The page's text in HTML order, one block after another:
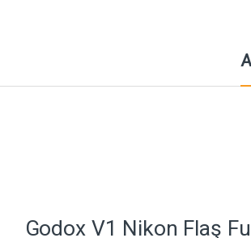
Godox V1 Nikon Flaş